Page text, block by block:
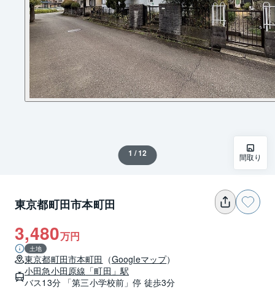
1 / 12 間取り
東京都町田市本町田
3,480万円
土地
東京都町田市本町田 （Googleマップ）
小田急小田原線 「町田」駅
バス13分 「第三小学校前」停 徒歩3分